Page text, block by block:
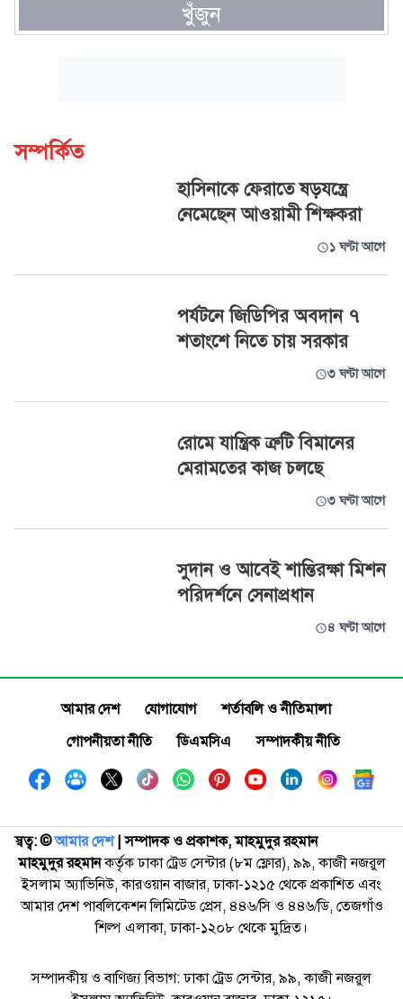
খুঁজুন
সম্পর্কিত
হাসিনাকে ফেরাতে ষড়যন্ত্রে
নেমেছেন আওয়ামী শিক্ষকরা
১ ঘণ্টা আগে
পর্যটনে জিডিপির অবদান ৭
শতাংশে নিতে চায় সরকার
৩ ঘণ্টা আগে
রোমে যান্ত্রিক ত্রুটি বিমানের
মেরামতের কাজ চলছে
৩ ঘণ্টা আগে
সুদান ও আবেই শান্তিরক্ষা মিশন
পরিদর্শনে সেনাপ্রধান
৪ ঘণ্টা আগে
আমার দেশ যোগাযোগ
শর্তাবলি ও নীতিমালা
গোপনীয়তা নীতি
ডিএমসিএ সম্পাদকীয় নীতি
স্বত্ব: ©️আমার দেশ| সম্পাদক ও প্রকাশক, মাহমুদুর রহমান
মাহমুদুর রহমানকর্তৃক ঢাকা ট্রেড সেন্টার (৮ম ফ্লোর), ৯৯, কাজী নজরুল
ইসলাম অ্যাভিনিউ, কারওয়ান বাজার, ঢাকা-১২১৫ থেকে প্রকাশিত এবং
আমার দেশ পাবলিকেশন লিমিটেড প্রেস, ৪৪৬/সি ও ৪৪৬/ডি, তেজগাঁও
শিল্প এলাকা, ঢাকা-১২০৮ থেকে মুদ্রিত।
সম্পাদকীয় ও বাণিজ্য বিভাগ: ঢাকা ট্রেড সেন্টার, ৯৯, কাজী নজরুল